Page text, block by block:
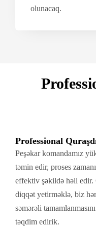
olunacaq.
Professional
Peşəkar komandamız
təmin edir, proses
effektiv şəkildə həll edir.
diqqət yetirməklə, biz
səmərəli
təqdim edirik.